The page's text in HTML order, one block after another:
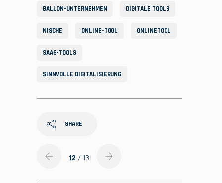
BALLON-UNTERNEHMEN DIGITALE TOOLS
NISCHE ONLINE-TOOL ONLINETOOL
SAAS-TOOLS
SINNVOLLE DIGITALISIERUNG
SHARE
12 / 13